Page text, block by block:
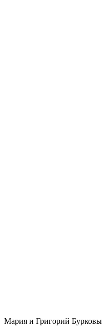
Мария и Григорий Бурковы